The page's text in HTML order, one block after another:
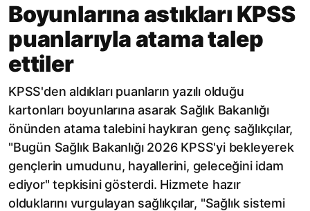
Boyunlarına astıkları KPSS
puanlarıyla atama talep
ettiler
KPSS'den aldıkları puanların yazılı olduğu
kartonları boyunlarına asarak Sağlık Bakanlığı
önünden atama talebini haykıran genç sağlıkçılar,
"Bugün Sağlık Bakanlığı 2026 KPSS'yi bekleyerek
gençlerin umudunu, hayallerini, geleceğini idam
ediyor" tepkisini gösterdi. Hizmete hazır
olduklarını vurgulayan sağlıkçılar, "Sağlık sistemi